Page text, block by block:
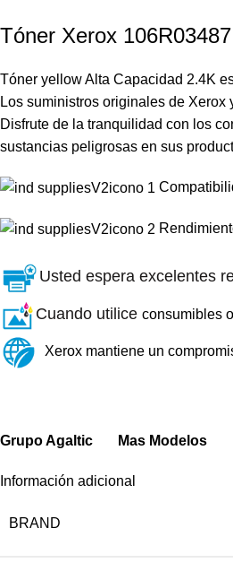
Tóner Xerox 106R03487
Tóner yellow Alta Capacidad 2.4K
Los suministros originales de
Disfrute de la tranquilidad con los
sustancias peligrosas en sus
Usted espera excelentes
Cuando utilice consumibles
Xerox mantiene un
Grupo Agaltic Mas Modelos
Información adicional
BRAND